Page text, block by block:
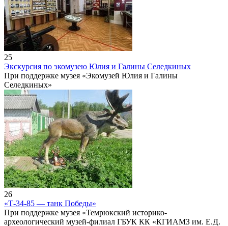
25
Экскурсия по экомузею Юлия и Галины Селедкиных
При поддержке музея «Экомузей Юлия и Галины
Селедкиных»
26
«Т-34-85 — танк Победы»
При поддержке музея «Темрюкский историко-
археологический музей-филиал ГБУК КК «КГИАМЗ им. Е.Д.